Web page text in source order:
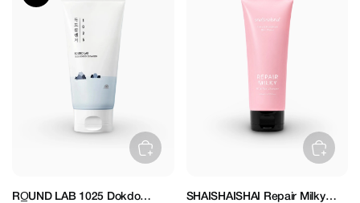
RO̲UND LAB 1025 Dokdo
SHAISHAISHAI Repair Milky